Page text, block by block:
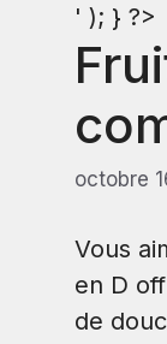
' ); } ?>
octobre
Vous
en D
de